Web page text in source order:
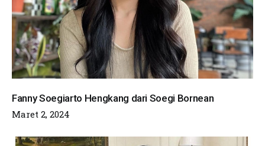
Fanny Soegiarto Hengkang dari Soegi Bornean
Maret 2, 2024